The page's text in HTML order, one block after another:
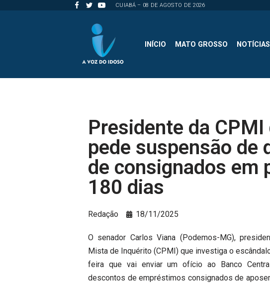
CUIABÁ – 08 DE AGOSTO DE 2026
INÍCIO MATO GROSSO NOTÍCIAS
Presidente da CPMI
pede suspensão de
de consignados em
180 dias
Redação 18/11/2025
O senador Carlos Viana (Podemos-MG),
Mista de Inquérito (CPMI) que investiga o
feira que vai enviar um ofício ao Banco
descontos de empréstimos consignados de